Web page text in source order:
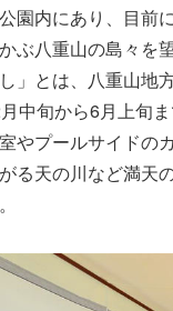
園内にあり、目前
ぶ八重山の島々を
」とは、八重山地
中旬から6月上旬
やプールサイドの
る天の川など満天